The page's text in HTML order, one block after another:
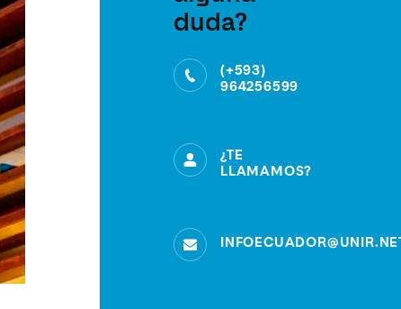
duda?
(+593)
964256599
¿TE
LLAMAMOS?